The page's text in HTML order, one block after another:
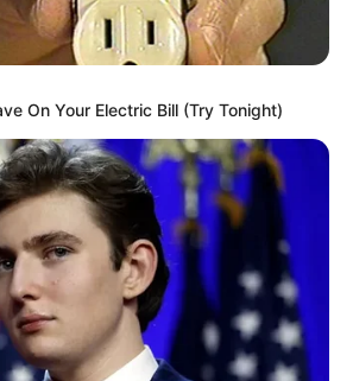
On Your Electric Bill (Try Tonight)